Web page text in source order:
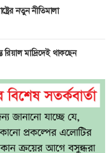
নতুন নীতিমালা
রিয়াল মাদ্রিদেই থাকছেন